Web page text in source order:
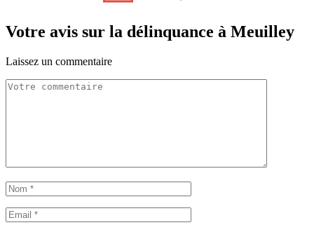
Votre avis sur la délinquance à Meuilley
Laissez un commentaire